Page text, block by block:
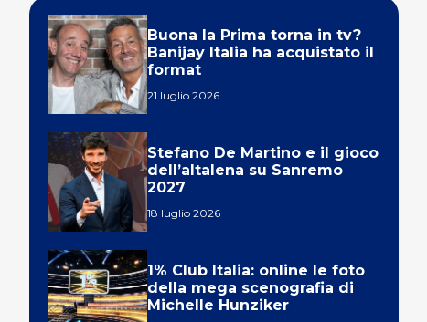
Buona la Prima torna in tv?
Banijay Italia ha acquistato il
format
21 luglio 2026
Stefano De Martino e il gioco
dell’altalena su Sanremo
2027
18 luglio 2026
1% Club Italia: online le foto
della mega scenografia di
Michelle Hunziker